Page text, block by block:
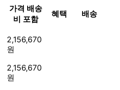
가격 배송
비 포함
혜택 배송
2,156,670
원
2,156,670
원